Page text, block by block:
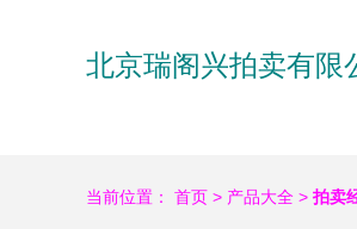
北京瑞阁兴拍卖有限
当前位置： 首页 > 产品大全 > 拍卖